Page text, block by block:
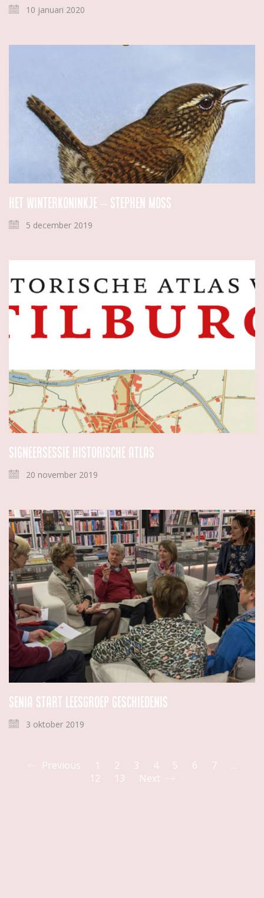
10 januari 2020
Het winterkoninkje – Stephen Moss
5 december 2019
Signeersessie Historische Atlas
20 november 2019
Senia start leesgroep geschiedenis
3 oktober 2019
Previous 1 2 3 4 5 6 7
…
12
13 Next